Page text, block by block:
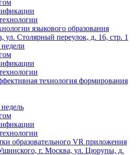
языкового образования
Столярный переулок, д. 16, стр. 1
технология формирования
образовательного VR приложения
г. Москва, ул. Цюрупы, д.